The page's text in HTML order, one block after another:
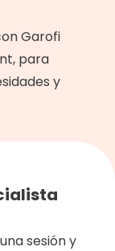
Garofi
para
y
sesión y